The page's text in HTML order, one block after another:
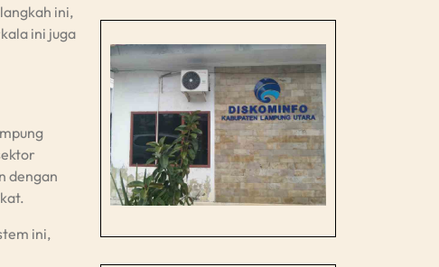
ini,
ini juga
dengan
ini,